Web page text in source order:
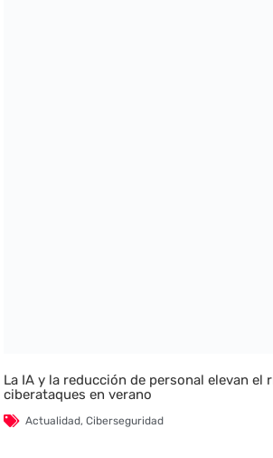
La IA y la reducción de personal elevan el
ciberataques en verano
Actualidad,Ciberseguridad